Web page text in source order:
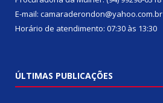
E-mail: camaraderondon@yahoo.com.br
Horário de atendimento: 07:30 às 13:30
ÚLTIMAS PUBLICAÇÕES